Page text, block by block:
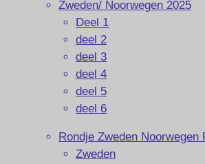
Zweden/ Noorwegen 2025
Deel 1
deel 2
deel 3
deel 4
deel 5
deel 6
Rondje Zweden Noorwegen
Zweden